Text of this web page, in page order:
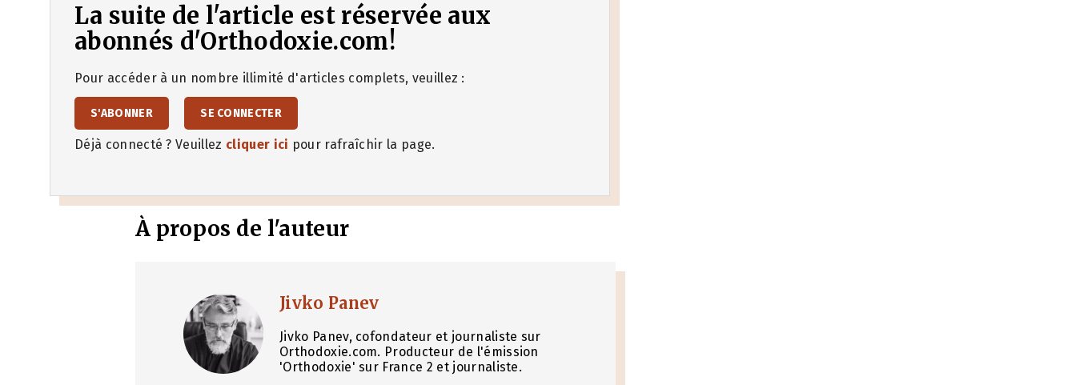
La suite de l'article est réservée aux
abonnés d'Orthodoxie.com!
Pour accéder à un nombre illimité d'articles complets, veuillez :
S'ABONNER SE CONNECTER
Déjà connecté ? Veuillez cliquer ici pour rafraîchir la page.
À propos de l'auteur
Jivko Panev
Jivko Panev, cofondateur et journaliste sur
Orthodoxie.com. Producteur de l'émission
'Orthodoxie' sur France 2 et journaliste.